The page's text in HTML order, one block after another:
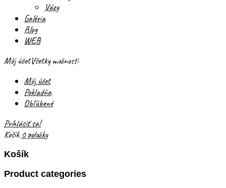
Vázy
Galéria
Blog
WEB
Môj účetVšetky možnosti
Môj účet
Pokladňa
Obľúbené
Prihlásiť sa!
Košík 0 položky
Košík
Product categories